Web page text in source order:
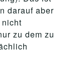
darauf aber
zu dem zu